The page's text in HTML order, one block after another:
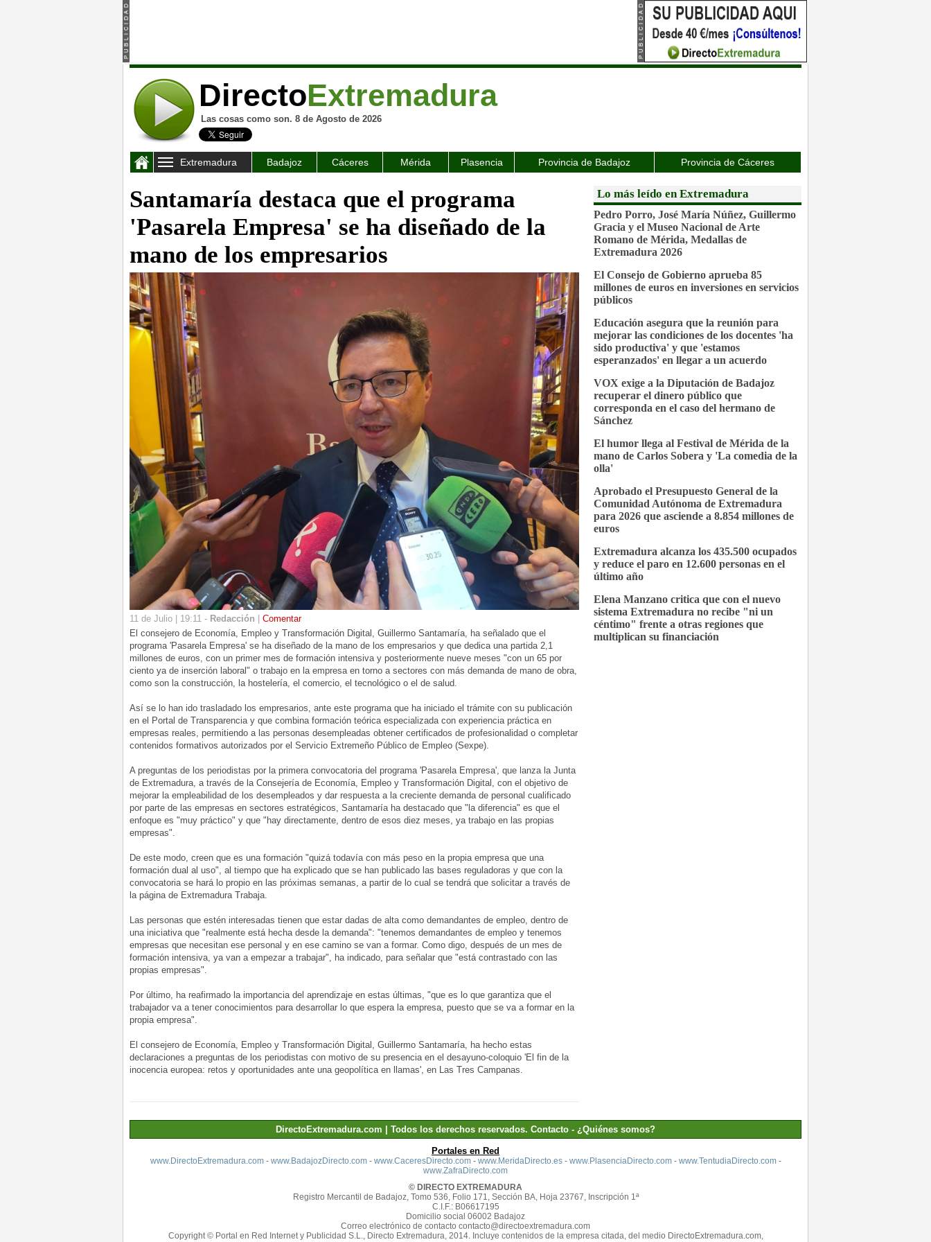
DirectoExtremadura
Las cosas como son. 8 de Agosto de 2026
Extremadura Badajoz Cáceres Mérida Plasencia Provincia de Badajoz Provincia de Cáceres
Santamaría destaca que el programa
'Pasarela Empresa' se ha diseñado de la
mano de los empresarios
11 de Julio | 19:11 - Redacción
Comentar
El consejero de Economía, Empleo y Transformación Digital, Guillermo Santamaría, ha señalado que el
programa 'Pasarela Empresa' se ha diseñado de la mano de los empresarios y que dedica una partida 2,1
millones de euros, con un primer mes de formación intensiva y posteriormente nueve meses "con un 65 por
ciento ya de inserción laboral" o trabajo en la empresa en torno a sectores con más demanda de mano de obra,
como son la construcción, la hostelería, el comercio, el tecnológico o el de salud.
Así se lo han ido trasladado los empresarios, ante este programa que ha iniciado el trámite con su publicación
en el Portal de Transparencia y que combina formación teórica especializada con experiencia práctica en
empresas reales, permitiendo a las personas desempleadas obtener certificados de profesionalidad o completar
contenidos formativos autorizados por el Servicio Extremeño Público de Empleo (Sexpe).
A preguntas de los periodistas por la primera convocatoria del programa 'Pasarela Empresa', que lanza la Junta
de Extremadura, a través de la Consejería de Economía, Empleo y Transformación Digital, con el objetivo de
mejorar la empleabilidad de los desempleados y dar respuesta a la creciente demanda de personal cualificado
por parte de las empresas en sectores estratégicos, Santamaría ha destacado que "la diferencia" es que el
enfoque es "muy práctico" y que "hay directamente, dentro de esos diez meses, ya trabajo en las propias
empresas".
De este modo, creen que es una formación "quizá todavía con más peso en la propia empresa que una
formación dual al uso", al tiempo que ha explicado que se han publicado las bases reguladoras y que con la
convocatoria se hará lo propio en las próximas semanas, a partir de lo cual se tendrá que solicitar a través de
la página de Extremadura Trabaja.
Las personas que estén interesadas tienen que estar dadas de alta como demandantes de empleo, dentro de
una iniciativa que "realmente está hecha desde la demanda": "tenemos demandantes de empleo y tenemos
empresas que necesitan ese personal y en ese camino se van a formar. Como digo, después de un mes de
formación intensiva, ya van a empezar a trabajar", ha indicado, para señalar que "está contrastado con las
propias empresas".
Por último, ha reafirmado la importancia del aprendizaje en estas últimas, "que es lo que garantiza que el
trabajador va a tener conocimientos para desarrollar lo que espera la empresa, puesto que se va a formar en la
propia empresa".
El consejero de Economía, Empleo y Transformación Digital, Guillermo Santamaría, ha hecho estas
declaraciones a preguntas de los periodistas con motivo de su presencia en el desayuno-coloquio 'El fin de la
inocencia europea: retos y oportunidades ante una geopolítica en llamas', en Las Tres Campanas.
Lo más leído en Extremadura
Pedro Porro, José María Núñez, Guillermo
Gracia y el Museo Nacional de Arte
Romano de Mérida, Medallas de
Extremadura 2026
El Consejo de Gobierno aprueba 85
millones de euros en inversiones en servicios
públicos
Educación asegura que la reunión para
mejorar las condiciones de los docentes 'ha
sido productiva' y que 'estamos
esperanzados' en llegar a un acuerdo
VOX exige a la Diputación de Badajoz
recuperar el dinero público que
corresponda en el caso del hermano de
Sánchez
El humor llega al Festival de Mérida de la
mano de Carlos Sobera y 'La comedia de la
olla'
Aprobado el Presupuesto General de la
Comunidad Autónoma de Extremadura
para 2026 que asciende a 8.854 millones de
euros
Extremadura alcanza los 435.500 ocupados
y reduce el paro en 12.600 personas en el
último año
Elena Manzano critica que con el nuevo
sistema Extremadura no recibe "ni un
céntimo" frente a otras regiones que
multiplican su financiación
DirectoExtremadura.com | Todos los derechos reservados. Contacto - ¿Quiénes somos?
Portales en Red
www.DirectoExtremadura.com- www.BadajozDirecto.com- www.CaceresDirecto.com- www.MeridaDirecto.es- www.PlasenciaDirecto.com- www.TentudiaDirecto.com-
www.ZafraDirecto.com
© DIRECTO EXTREMADURA
Registro Mercantil de Badajoz, Tomo 536, Folio 171, Sección BA, Hoja 23767, Inscripción 1ª
C.I.F.: B06617195
Domicilio social 06002 Badajoz
Correo electrónico de contacto contacto@directoextremadura.com
Copyright © Portal en Red Internet y Publicidad S.L., Directo Extremadura, 2014. Incluye contenidos de la empresa citada, del medio DirectoExtremadura.com,